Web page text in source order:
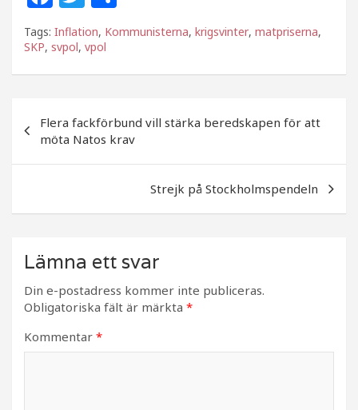
a
c
e
o
o
k
w
itt
e
el
a
Tags: Inflation, Kommunisterna, krigsvinter, matpriserna,
SKP, svpol, vpol
Flera fackförbund vill stärka beredskapen för att
möta Natos krav
Strejk på Stockholmspendeln
Lämna ett svar
Din e-postadress kommer inte publiceras.
Obligatoriska fält är märkta *
Kommentar *